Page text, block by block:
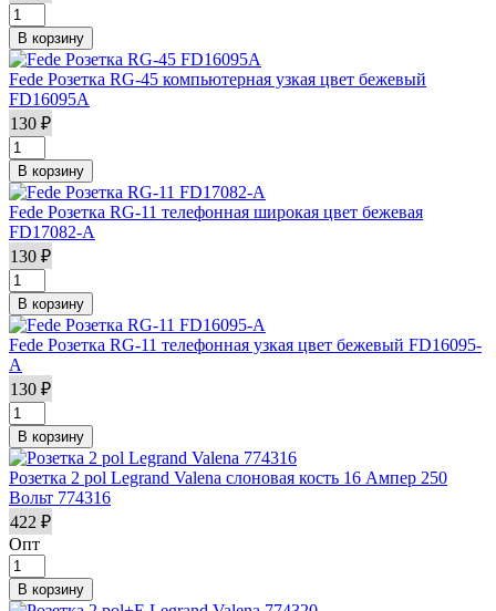
Fede Розетка RG-45 компьютерная узкая цвет бежевый
FD16095A
130 ₽
Fede Розетка RG-11 телефонная широкая цвет бежевая
FD17082-A
130 ₽
Fede Розетка RG-11 телефонная узкая цвет бежевый FD16095-
A
130 ₽
Розетка 2 pol Legrand Valena слоновая кость 16 Ампер 250
Вольт 774316
422 ₽
Опт